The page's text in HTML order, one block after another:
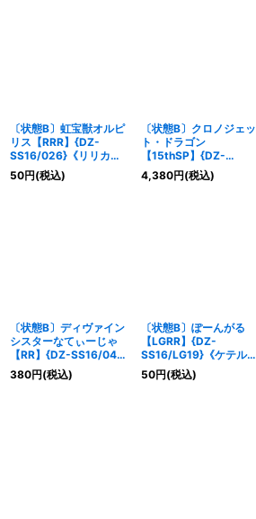
〔状態B〕虹宝獣オルピ
リス【RRR】{DZ-
SS16/026}《リリカル
モナステリオ》
50円(税込)
〔状態B〕クロノジェッ
ト・ドラゴン
【15thSP】{DZ-
SS16/15thSP05}《ダー
クステイツ》
4,380円(税込)
〔状態B〕ディヴァイン
シスターなてぃーじゃ
【RR】{DZ-SS16/044}
《ケテルサンクチュア
リ》
380円(税込)
〔状態B〕ぽーんがる
【LGRR】{DZ-
SS16/LG19}《ケテルサ
ンクチュアリ》
50円(税込)